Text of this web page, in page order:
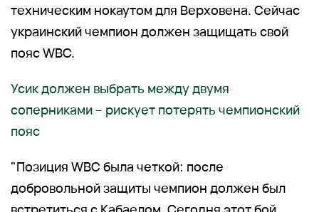
техническим нокаутом для Верховена. Сейчас
украинский чемпион должен защищать свой
пояс WBC.
Усик должен выбрать между двумя
соперниками – рискует потерять чемпионский
пояс
"Позиция WBC была четкой: после
добровольной защиты чемпион должен был